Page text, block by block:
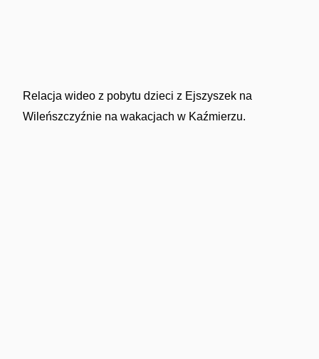
Relacja wideo z pobytu dzieci z Ejszyszek na
Wileńszczyźnie na wakacjach w Kaźmierzu.